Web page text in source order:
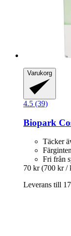
Varukorg
4.5 (39)
Biopark
Täcker
Fri från
70 kr (700 kr /
Leverans till